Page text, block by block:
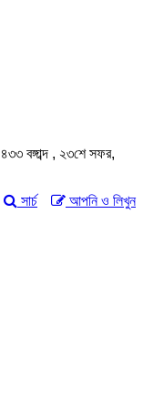
বঙ্গাব্দ , ২৩শে সফর,
আপনি ও লিখুন
সার্চ